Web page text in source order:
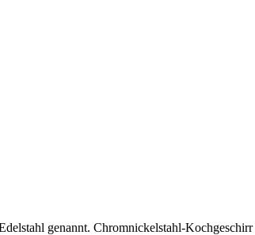
genannt. Chromnickelstahl-